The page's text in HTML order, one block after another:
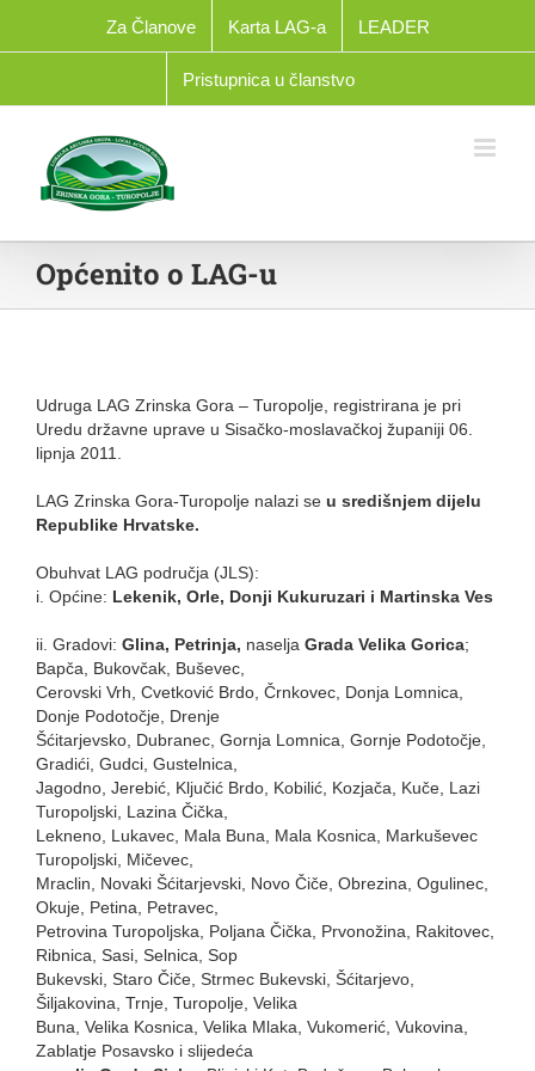
content
Za Članove Karta LAG-a LEADER
Pristupnica u članstvo
Općenito o LAG-u
Udruga LAG Zrinska Gora – Turopolje, registrirana je pri
Uredu državne uprave u Sisačko-moslavačkoj županiji 06.
lipnja 2011.
LAG Zrinska Gora-Turopolje nalazi se u središnjem dijelu
Republike Hrvatske.
Obuhvat LAG područja (JLS):
i. Općine: Lekenik, Orle, Donji Kukuruzari i Martinska Ves
ii. Gradovi: Glina, Petrinja, naselja Grada Velika Gorica;
Bapča, Bukovčak, Buševec,
Cerovski Vrh, Cvetković Brdo, Črnkovec, Donja Lomnica,
Donje Podotočje, Drenje
Šćitarjevsko, Dubranec, Gornja Lomnica, Gornje Podotočje,
Gradići, Gudci, Gustelnica,
Jagodno, Jerebić, Ključić Brdo, Kobilić, Kozjača, Kuče, Lazi
Turopoljski, Lazina Čička,
Lekneno, Lukavec, Mala Buna, Mala Kosnica, Markuševec
Turopoljski, Mičevec,
Mraclin, Novaki Šćitarjevski, Novo Čiče, Obrezina, Ogulinec,
Okuje, Petina, Petravec,
Petrovina Turopoljska, Poljana Čička, Prvonožina, Rakitovec,
Ribnica, Sasi, Selnica, Sop
Bukevski, Staro Čiče, Strmec Bukevski, Šćitarjevo,
Šiljakovina, Trnje, Turopolje, Velika
Buna, Velika Kosnica, Velika Mlaka, Vukomerić, Vukovina,
Zablatje Posavsko i slijedeća